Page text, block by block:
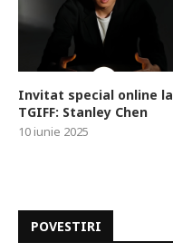
Invitat special online la
TGIFF: Stanley Chen
10 iunie 2025
POVESTIRI